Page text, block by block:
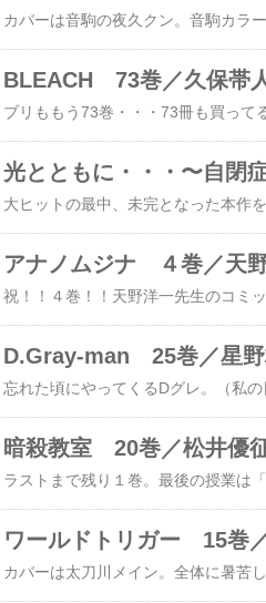
BLEACH 73巻／久保帯
アナノムジナ ４巻／天
D.Gray-man 25巻／星野
暗殺教室 20巻／松井優
ワールドトリガー 15巻